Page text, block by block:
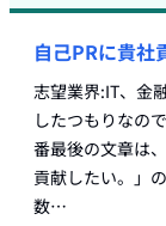
自己PRに貴社
志望業界:IT、金
したつもりなの
番最後の文章は
貢献したい。」
数…